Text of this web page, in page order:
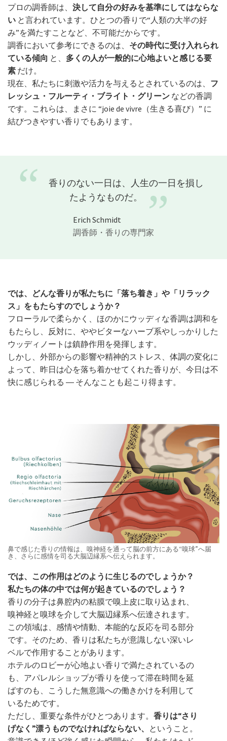
プロの調香師は、 決して自分の好みを基準にしてはならな
い と言われています。ひとつの香りで“人類の大半の好
み”を満たすことなど、不可能だからです。
調香において参考にできるのは、 その時代に受け入れられ
ている傾向 と、 多くの人が一般的に心地よいと感じる要
素 だけ。
現在、私たちに刺激や活力を与えるとされているのは、 フ
レッシュ・フルーティ・ブライト・グリーン などの香調
です。これらは、まさに “joie de vivre（生きる喜び）” に
結びつきやすい香りでもあります。
“
香りのない一日は、人生の一日を損し
たようなものだ。
”
Erich Schmidt
調香師・香りの専門家
では、どんな香りが私たちに「落ち着き」や「リラック
ス」をもたらすのでしょうか？
フローラルで柔らかく、ほのかにウッディな香調は調和を
もたらし、反対に、ややビターなハーブ系やしっかりした
ウッディノートは鎮静作用を発揮します。
しかし、外部からの影響や精神的ストレス、体調の変化に
よって、昨日は心を落ち着かせてくれた香りが、今日は不
快に感じられる ― そんなことも起こり得ます。
鼻で感じた香りの情報は、嗅神経を通って脳の前方にある“嗅球”へ届
き、さらに感情を司る大脳辺縁系へ伝えられます。
では、この作用はどのように生じるのでしょうか？
私たちの体の中では何が起きているのでしょう？
香りの分子は鼻腔内の粘膜で嗅上皮に取り込まれ、
嗅神経と嗅球を介して大脳辺縁系へ伝達されます。
この領域は、感情や情動、本能的な反応を司る部分
です。そのため、香りは私たちが意識しない深いレ
ベルで作用することがあります。
ホテルのロビーが心地よい香りで満たされているの
も、アパレルショップが香りを使って滞在時間を延
ばすのも、こうした無意識への働きかけを利用して
いるためです。
ただし、重要な条件がひとつあります。 香りは“さり
げなく”漂うものでなければならない、 ということ。